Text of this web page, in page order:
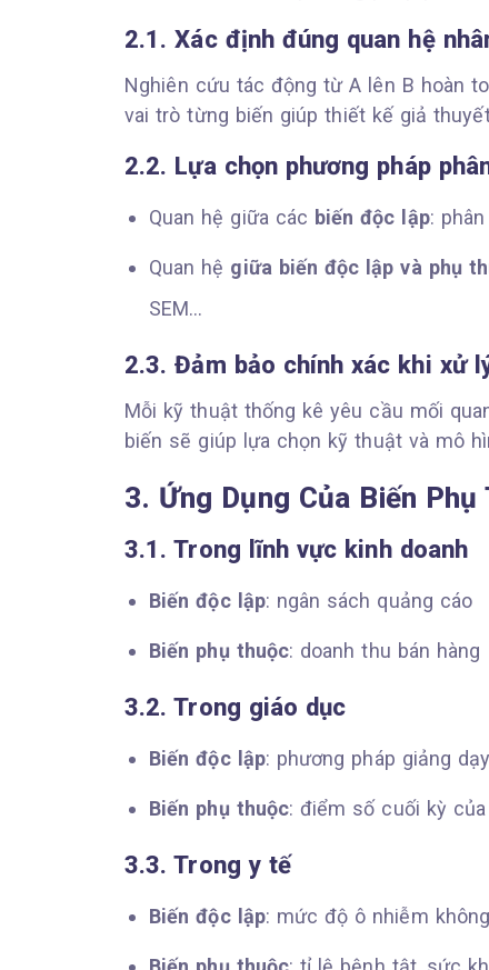
2.1. Xác định đúng quan hệ
Nghiên cứu tác động từ A lên B hoàn
vai trò từng biến giúp thiết kế giả
2.2. Lựa chọn phương pháp
Quan hệ giữa các biến độc lập:
Quan hệ giữa biến độc lập và phụ
SEM…
2.3. Đảm bảo chính xác khi xử
Mỗi kỹ thuật thống kê yêu cầu mối
biến sẽ giúp lựa chọn kỹ thuật và mô
3. Ứng Dụng Của Biến
3.1. Trong lĩnh vực kinh doanh
Biến độc lập: ngân sách quảng cáo
Biến phụ thuộc: doanh thu bán hàng
3.2. Trong giáo dục
Biến độc lập: phương pháp giảng dạy
Biến phụ thuộc: điểm số cuối kỳ
3.3. Trong y tế
Biến độc lập: mức độ ô nhiễm